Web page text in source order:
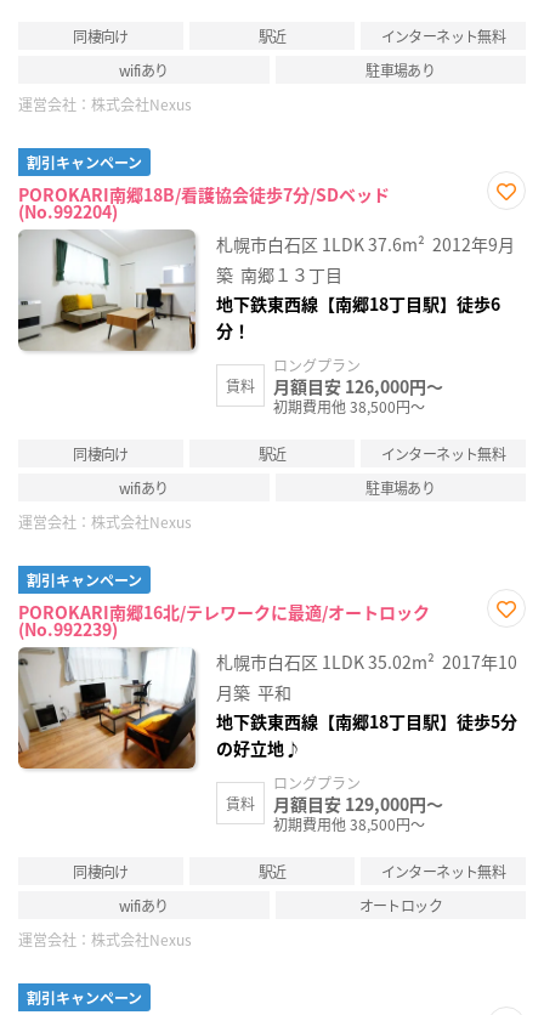
同棲向け 駅近
インターネット無料
wifiあり
駐車場あり
運営会社： 株式会社Nexus
割引キャンペーン
POROKARI南郷18B/看護協会徒歩7分/SDベッド
(No.992204)
に入
り登
札幌市白石区 1LDK37.6m² 2012年9月
築 南郷１３丁目
地下鉄東西線【南郷18丁目駅】徒歩6
分！
賃料
ロングプラン
月額目安 126,000円～
初期費用他 38,500円～
同棲向け 駅近
インターネット無料
wifiあり
駐車場あり
運営会社： 株式会社Nexus
割引キャンペーン
POROKARI南郷16北/テレワークに最適/オートロック
(No.992239)
に入
り登
札幌市白石区 1LDK35.02m² 2017年10
月築 平和
地下鉄東西線【南郷18丁目駅】徒歩5分
の好立地♪
賃料
ロングプラン
月額目安 129,000円～
初期費用他 38,500円～
同棲向け 駅近
インターネット無料
wifiあり
オートロック
運営会社： 株式会社Nexus
割引キャンペーン